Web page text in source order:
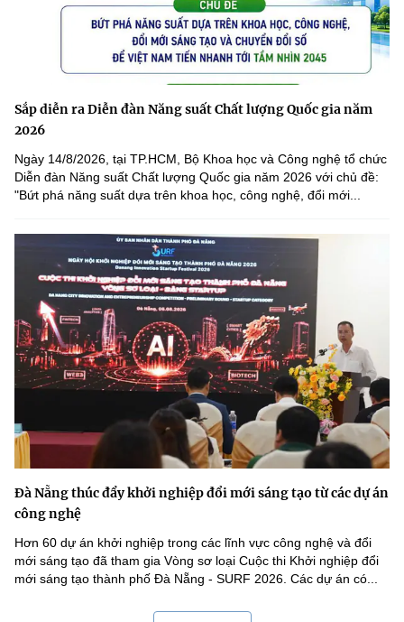
Sắp diễn ra Diễn đàn Năng suất Chất lượng Quốc gia năm
2026
Ngày 14/8/2026, tại TP.HCM, Bộ Khoa học và Công nghệ tổ chức
Diễn đàn Năng suất Chất lượng Quốc gia năm 2026 với chủ đề:
"Bứt phá năng suất dựa trên khoa học, công nghệ, đổi mới...
Đà Nẵng thúc đẩy khởi nghiệp đổi mới sáng tạo từ các dự án
công nghệ
Hơn 60 dự án khởi nghiệp trong các lĩnh vực công nghệ và đổi
mới sáng tạo đã tham gia Vòng sơ loại Cuộc thi Khởi nghiệp đổi
mới sáng tạo thành phố Đà Nẵng - SURF 2026. Các dự án có...